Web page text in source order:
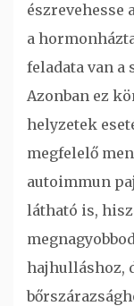
észrevehesse
a
feladata van a
Azonban ez
helyzetek
megfelelő
autoimmun
látható is,
hajhulláshoz,